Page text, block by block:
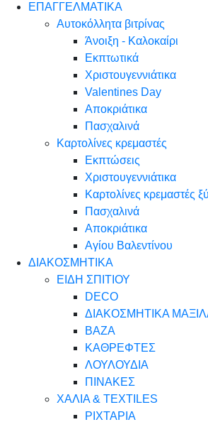
ΕΠΑΓΓΕΛΜΑΤΙΚΑ
Αυτοκόλλητα βιτρίνας
Άνοιξη - Καλοκαίρι
Εκπτωτικά
Χριστουγεννιάτικα
Valentines Day
Αποκριάτικα
Πασχαλινά
Καρτολίνες κρεμαστές
Εκπτώσεις
Χριστουγεννιάτικα
Καρτολίνες κρεμαστές
Πασχαλινά
Αποκριάτικα
Αγίου Βαλεντίνου
ΔΙΑΚΟΣΜΗΤΙΚΑ
ΕΙΔΗ ΣΠΙΤΙΟΥ
DECO
ΔΙΑΚΟΣΜΗΤΙΚΑ
ΒΑΖΑ
ΚΑΘΡΕΦΤΕΣ
ΛΟΥΛΟΥΔΙΑ
ΠΙΝΑΚΕΣ
ΧΑΛΙΑ & TEXTILES
ΡΙΧΤΑΡΙΑ